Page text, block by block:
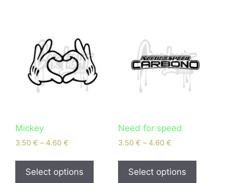
Mickey
3.50 € – 4.60 €
Select options
Need for speed
3.50 € – 4.60 €
Select options